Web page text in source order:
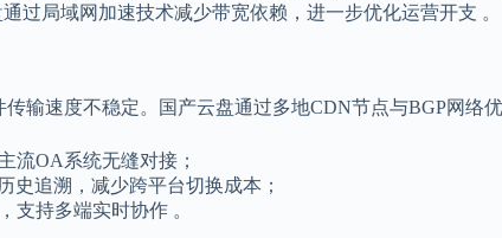
过局域网加速技术减少带宽依赖，进一步优化运营开支 。
输速度不稳定。国产云盘通过多地CDN节点与BGP网络
流OA系统无缝对接；
史追溯，减少跨平台切换成本；
支持多端实时协作 。